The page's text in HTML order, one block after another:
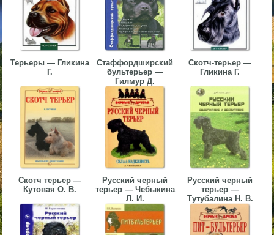
Терьеры — Гликина
Г.
Стаффордширский
бультерьер —
Гилмур Д.
Скотч-терьер —
Гликина Г.
Скотч терьер —
Кутовая О. В.
Русский черный
терьер — Чебыкина
Л. И.
Русский черный
терьер —
Тутубалина Н. В.
▼
▼
▼